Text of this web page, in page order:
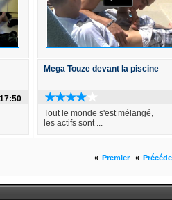
17:50
Mega Touze devant la piscine
Tout le monde s'est mélangé,
les actifs sont ...
« Premier «